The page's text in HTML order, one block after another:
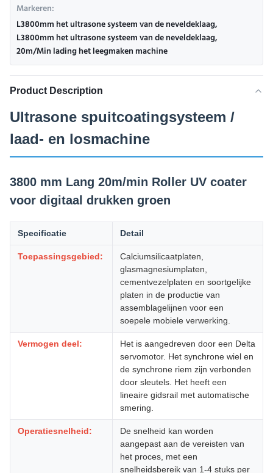
Markeren:
L3800mm het ultrasone systeem van de neveldeklaag,
L3800mm het ultrasone systeem van de neveldeklaag,
20m/Min lading het leegmaken machine
Product Description
Ultrasone spuitcoatingsysteem /
laad- en losmachine
3800 mm Lang 20m/min Roller UV coater
voor digitaal drukken groen
Specificatie Detail
Toepassingsgebied:
Calciumsilicaatplaten,
glasmagnesiumplaten,
cementvezelplaten en soortgelijke
platen in de productie van
assemblagelijnen voor een
soepele mobiele verwerking.
Vermogen deel:
Het is aangedreven door een Delta
servomotor. Het synchrone wiel en
de synchrone riem zijn verbonden
door sleutels. Het heeft een
lineaire gidsrail met automatische
smering.
Operatiesnelheid:
De snelheid kan worden
aangepast aan de vereisten van
het proces, met een
snelheidsbereik van 1-4 stuks per